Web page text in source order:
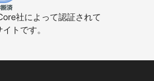
社によって認証されて
トです。